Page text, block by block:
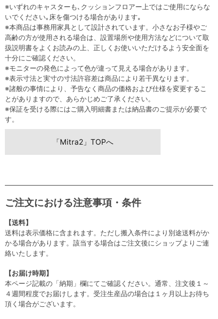
※いずれのキャスターも､クッションフロアー上ではご使用にならな
いでください｡床を傷つける場合があります｡
※本商品は事務用家具として設計されています。小さなお子様やご
高齢の方が使用される場合は、設置場所や使用方法などについて取
扱説明書をよくお読みの上、正しくお使いいただけるよう安全面を
十分にご確認ください。
※モニターの発色によって色が違って見える場合があります。
※表示寸法と実寸の寸法許容差は商品により若干異なります。
※諸般の事情により、予告なく商品の価格および仕様を変更するこ
とがありますので、あらかじめご了承ください。
※保証を受ける際にはご購入明細書または納品書のご提示が必要で
す。
「Mitra2」TOPへ
ご注文における注意事項・条件
【送料】
送料は表示価格に含まれます。ただし搬入条件により別途送料がか
かる場合があります。該当する場合はご注文後にショップよりご連
絡いたします。
【お届け時期】
本ページ記載の「納期」欄にてご確認ください。通常、注文後１～
４週間程度でお届けします。受注生産品の場合は１ヶ月以上お待ち
頂く場合がございます。